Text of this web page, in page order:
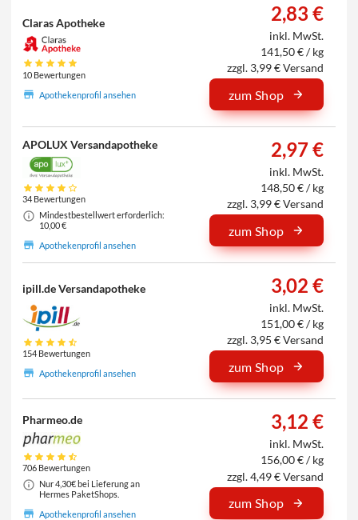
Claras Apotheke
10 Bewertungen
Apothekenprofil ansehen
2,83 €
inkl. MwSt.
141,50 € / kg
zzgl. 3,99 € Versand
zum Shop
APOLUX Versandapotheke
34 Bewertungen
Mindestbestellwert erforderlich:
10,00 €
Apothekenprofil ansehen
2,97 €
inkl. MwSt.
148,50 € / kg
zzgl. 3,99 € Versand
zum Shop
ipill.de Versandapotheke
154 Bewertungen
Apothekenprofil ansehen
3,02 €
inkl. MwSt.
151,00 € / kg
zzgl. 3,95 € Versand
zum Shop
Pharmeo.de
706 Bewertungen
Nur 4,30€ bei Lieferung an
Hermes PaketShops.
Apothekenprofil ansehen
3,12 €
inkl. MwSt.
156,00 € / kg
zzgl. 4,49 € Versand
zum Shop